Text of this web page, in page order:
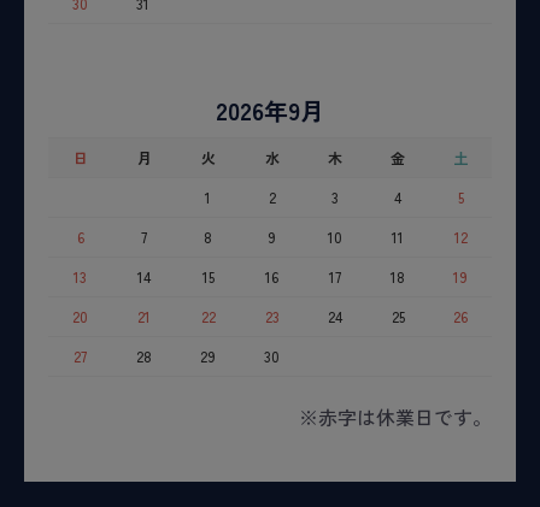
2026年9月
日 月 火 水 木 金
土
1
2 3 4
5
6
7 8 9 10 11
12
13
14 15 16 17 18
19
20
21 22 23 24 25
26
27
28 29 30
※赤字は休業日です。